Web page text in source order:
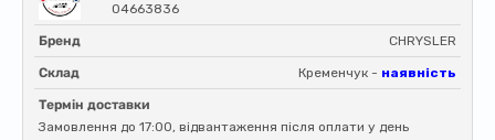
04663836
Бренд CHRYSLER
Склад Кременчук - наявність
Термін доставки
Замовлення до 17:00, відвантаження після оплати у день